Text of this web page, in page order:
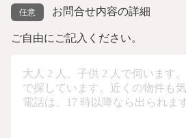
お問合せ内容の詳細
ご自由にご記入ください。